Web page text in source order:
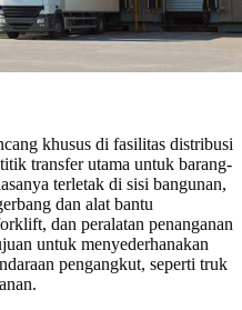
khusus di fasilitas distribusi
transfer utama untuk barang-
terletak di sisi bangunan,
dan alat bantu
dan peralatan penanganan
untuk menyederhanakan
pengangkut, seperti truk